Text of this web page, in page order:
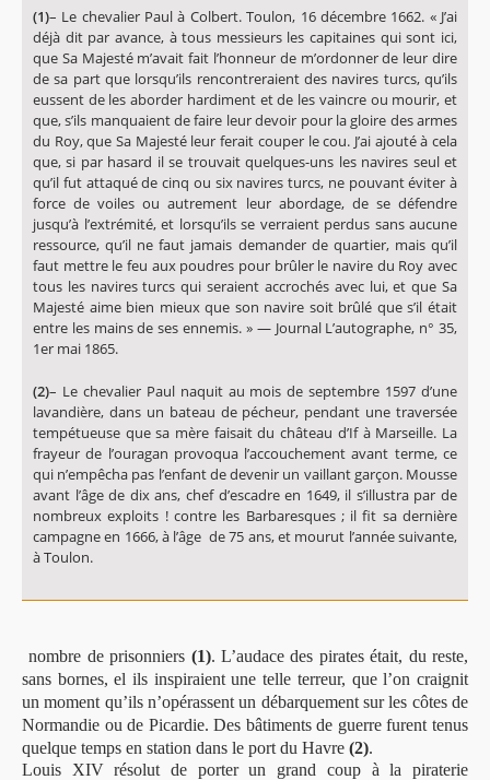
(1)– Le chevalier Paul à Colbert. Toulon, 16 décembre 1662. « J’ai
déjà dit par avance, à tous messieurs les capitaines qui sont ici,
que Sa Majesté m’avait fait l’honneur de m’ordonner de leur dire
de sa part que lorsqu’ils rencontreraient des navires turcs, qu’ils
eussent de les aborder hardiment et de les vaincre ou mourir, et
que, s’ils manquaient de faire leur devoir pour la gloire des armes
du Roy, que Sa Majesté leur ferait couper le cou. J’ai ajouté à cela
que, si par hasard il se trouvait quelques-uns les navires seul et
qu’il fut attaqué de cinq ou six navires turcs, ne pouvant éviter à
force de voiles ou autrement leur abordage, de se défendre
jusqu’à l’extrémité, et lorsqu’ils se verraient perdus sans aucune
ressource, qu’il ne faut jamais demander de quartier, mais qu’il
faut mettre le feu aux poudres pour brûler le navire du Roy avec
tous les navires turcs qui seraient accrochés avec lui, et que Sa
Majesté aime bien mieux que son navire soit brûlé que s’il était
entre les mains de ses ennemis. » — Journal L’autographe, n° 35,
1er mai 1865.
(2)– Le chevalier Paul naquit au mois de septembre 1597 d’une
lavandière, dans un bateau de pécheur, pendant une traversée
tempétueuse que sa mère faisait du château d’If à Marseille. La
frayeur de l’ouragan provoqua l’accouchement avant terme, ce
qui n’empêcha pas l’enfant de devenir un vaillant garçon. Mousse
avant l’âge de dix ans, chef d’escadre en 1649, il s’illustra par de
nombreux exploits ! contre les Barbaresques ; il fit sa dernière
campagne en 1666, à l’âge de 75 ans, et mourut l’année suivante,
à Toulon.
nombre de prisonniers (1). L’audace des pirates était, du reste,
sans bornes, el ils inspiraient une telle terreur, que l’on craignit
un moment qu’ils n’opérassent un débarquement sur les côtes de
Normandie ou de Picardie. Des bâtiments de guerre furent tenus
quelque temps en station dans le port du Havre (2).
Louis XIV résolut de porter un grand coup à la piraterie